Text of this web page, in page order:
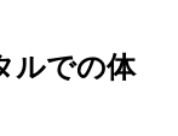
ルでの体